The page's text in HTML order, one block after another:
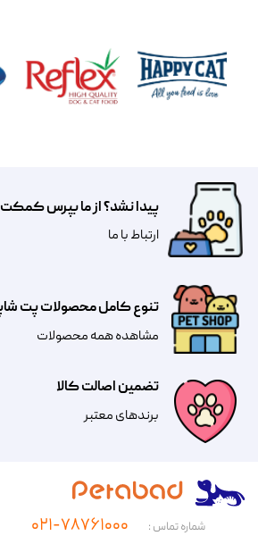
تضمین اصالت کالا
​​برندهای معتبر​​​​​​​
تنوع کامل محصولات پت
مشاهده همه محصولات
پیدا نشد؟ از ما بپرس
​​​ارتباط با ما
شماره تماس : ۰۲۱-۷۸۷۶۱۰۰۰